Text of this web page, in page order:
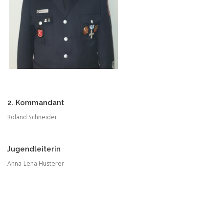
2. Kommandant
Roland Schneider
Jugendleiterin
Anna-Lena Husterer